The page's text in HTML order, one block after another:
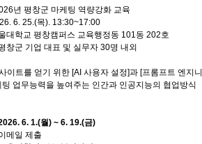
년 평창군 마케팅 역량강화 교육
6. 25.(목). 13:30~17:00
학교 평창캠퍼스 교육행정동 101동 202호
창군 기업 대표 및 실무자 30명 내외
이트를 얻기 위한 [AI 사용자 설정]과 [프롬프트 엔지
업무능력을 높여주는 인간과 인공지능의 협업방식
6. 1.(월) ~ 6. 19.(금)
메일 제출